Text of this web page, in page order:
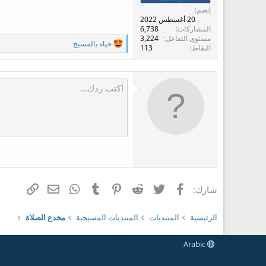
إنضم
20 أغسطس 2022
المشاركات
6,738
مستوى التفاعل
3,224
النقاط
113
ا
ل
ت
ف
ا
ع
حياة بالمسيح
شارك: فيسبوكتويتر Reddit
Pinterest
Tumblr
WhatsApp
البريد
الرئيسية المنتديات المنتديات المسيحية مخدع الصلاة